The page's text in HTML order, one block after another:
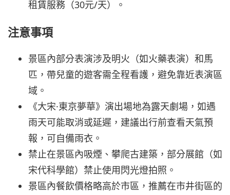
租賃服務（30元/天）。
注意事項
景區內部分表演涉及明火（如火藥表演）和馬
匹，帶兒童的遊客需全程看護，避免靠近表演區
域。
《大宋·東京夢華》演出場地為露天劇場，如遇
雨天可能取消或延遲，建議出行前查看天氣預
報，可自備雨衣。
禁止在景區內吸煙、攀爬古建築，部分展館（如
宋代科學館）禁止使用閃光燈拍照。
景區內餐飲價格略高於市區，推薦在市井街區的